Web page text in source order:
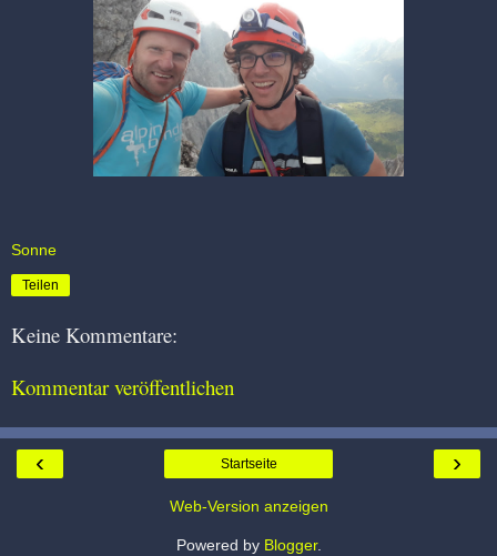
Sonne
Teilen
Keine Kommentare:
Kommentar veröffentlichen
‹ ›
Startseite
Web-Version anzeigen
Powered by Blogger.